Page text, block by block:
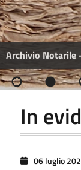
Archivio Notarile
In
06 luglio